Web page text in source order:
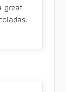
great